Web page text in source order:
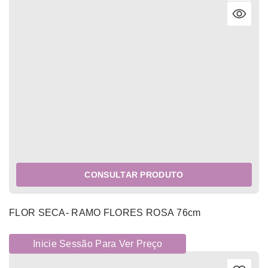
CONSULTAR PRODUTO
FLOR SECA- RAMO FLORES ROSA 76cm
Inicie Sessão Para Ver Preço